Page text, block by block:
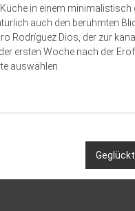
in einem minimalistisch
auch den berühmten
Rodríguez Dios, der zur
ersten Woche nach der
auswählen.